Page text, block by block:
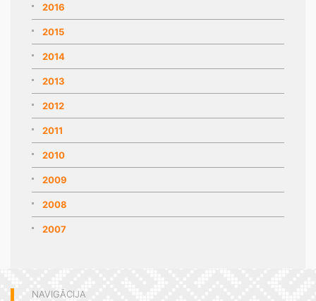
2016
2015
2014
2013
2012
2011
2010
2009
2008
2007
NAVIGĀCIJA